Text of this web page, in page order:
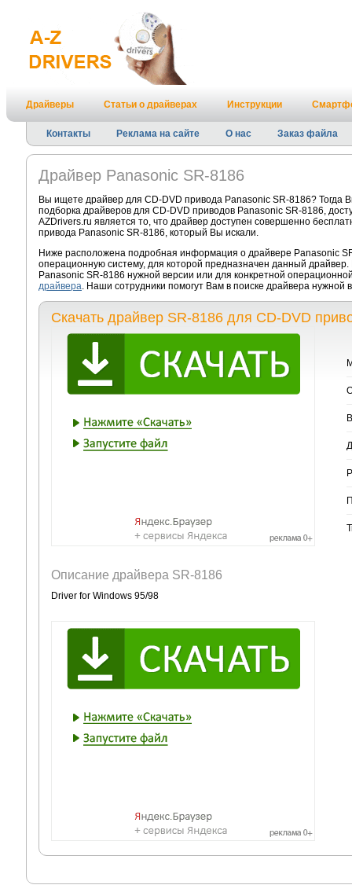
Драйверы Статьи о драйверах Инструкции
Контакты Реклама на сайте О нас Заказ файла
Драйвер Panasonic SR-8186
Вы ищете драйвер для CD-DVD привода Panasonic SR-8186?
подборка драйверов для CD-DVD приводов Panasonic SR-8186,
AZDrivers.ru является то, что драйвер доступен совершенно
привода Panasonic SR-8186, который Вы искали.
Ниже расположена подробная информация о драйвере Panasonic
операционную систему, для которой предназначен данный
Panasonic SR-8186 нужной версии или для конкретной
драйвера. Наши сотрудники помогут Вам в поиске драйвера
Скачать драйвер SR-8186 для CD-DVD
Описание драйвера SR-8186
Driver for Windows 95/98